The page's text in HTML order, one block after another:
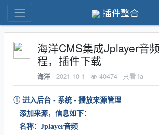
插件整合
海洋CMS集成Jplayer音
程，插件下载
海洋 2021-10-1 40474 只看Ta
① 进入后台 - 系统 - 播放来源管理
添加来源，信息如下：
名称：Jplayer音频